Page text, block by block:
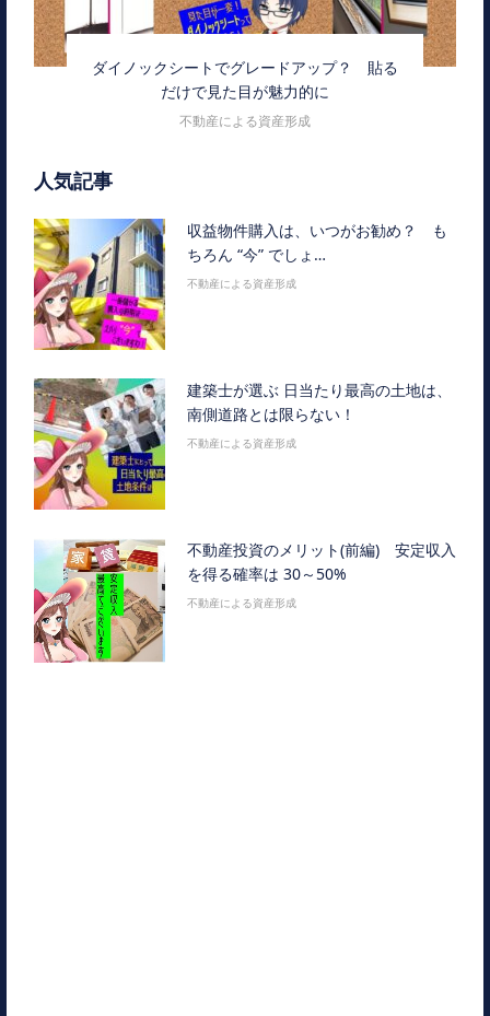
ダイノックシートでグレードアップ？ 貼る
だけで見た目が魅力的に
不動産による資産形成
人気記事
収益物件購入は、いつがお勧め？ も
ちろん “今” でしょ…
不動産による資産形成
建築士が選ぶ 日当たり最高の土地は、
南側道路とは限らない！
不動産による資産形成
不動産投資のメリット(前編) 安定収入
を得る確率は 30～50%
不動産による資産形成